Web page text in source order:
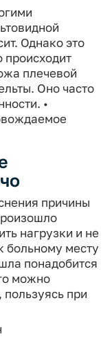
Однако это
происходит
плечевой
Оно часто
•
причины
нагрузки и не
больному месту
понадобится
можно
при